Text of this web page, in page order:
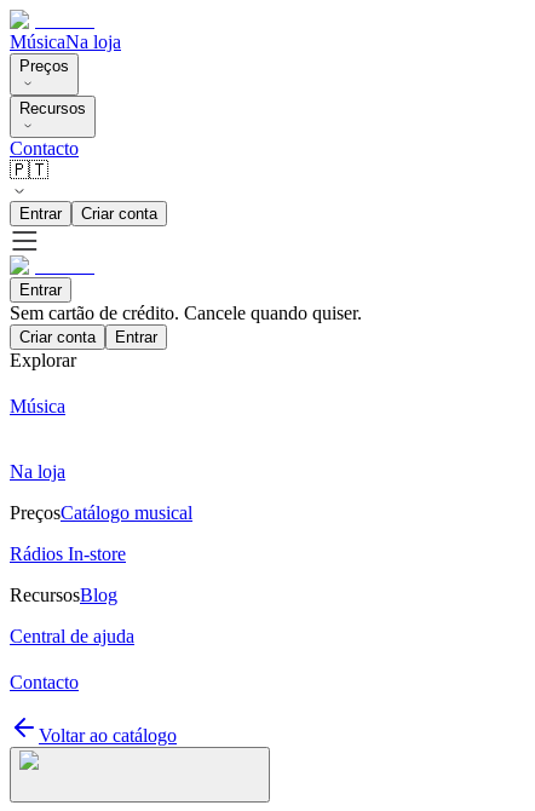
MúsicaNa loja
Preços
Recursos
Contacto
🇵🇹
Entrar Criar conta
Entrar
Sem cartão de crédito. Cancele quando quiser.
Criar conta Entrar
Explorar
Música
Na loja
PreçosCatálogo musical
Rádios In-store
RecursosBlog
Central de ajuda
Contacto
Voltar ao catálogo